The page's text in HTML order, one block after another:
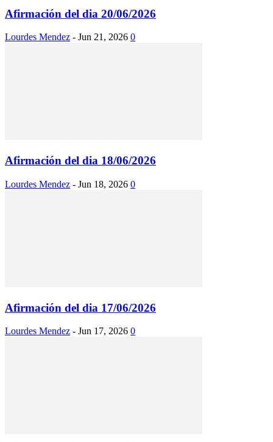
Afirmación del dia 20/06/2026
Lourdes Mendez - Jun 21, 2026 0
Afirmación del dia 18/06/2026
Lourdes Mendez - Jun 18, 2026 0
Afirmación del dia 17/06/2026
Lourdes Mendez - Jun 17, 2026 0